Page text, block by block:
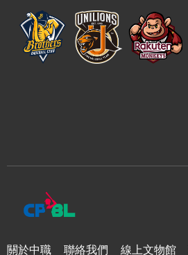
關於中職 聯絡我們 線上文物館